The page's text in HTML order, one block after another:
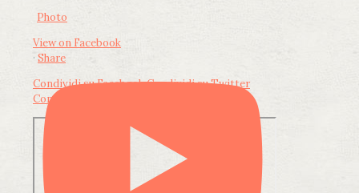
Photo
View on Facebook
· Share
Condividi su FacebookCondividi su Twitter
Condividi su LinkedIn